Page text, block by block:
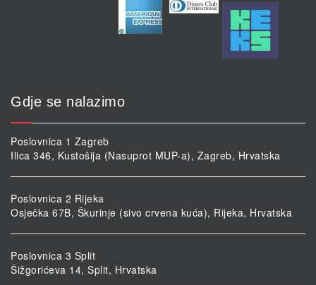
Gdje se nalazimo
Poslovnica 1 Zagreb
Ilica 346, Kustošija (Nasuprot MUP-a), Zagreb, Hrvatska
Poslovnica 2 Rijeka
Osječka 67B, Škurinje (sivo crvena kuća), Rijeka, Hrvatska
Poslovnica 3 Split
Šižgorićeva 14, Split, Hrvatska